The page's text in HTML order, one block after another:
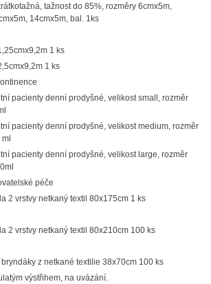
tažnost do 85%, rozměry 6cmx5m,
14cmx5m, bal. 1ks
1 ks
1 ks
pacienty denní prodyšné, velikost small, rozměr
pacienty denní prodyšné, velikost medium, rozměr
pacienty denní prodyšné, velikost large, rozměr
péče
2 vrstvy netkaný textil 80x175cm 1 ks
2 vrstvy netkaný textil 80x210cm 100 ks
z netkané textilie 38x70cm 100 ks
výstřihem, na uvázání.